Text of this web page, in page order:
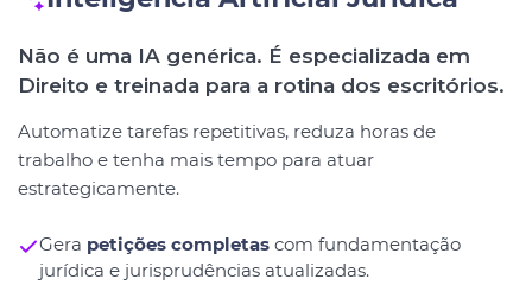
Não é uma IA genérica. É especializada em
Direito e treinada para a rotina dos escritórios.
Automatize tarefas repetitivas, reduza horas de
trabalho e tenha mais tempo para atuar
estrategicamente.
Gera petições completascom fundamentação
jurídica e jurisprudências atualizadas.